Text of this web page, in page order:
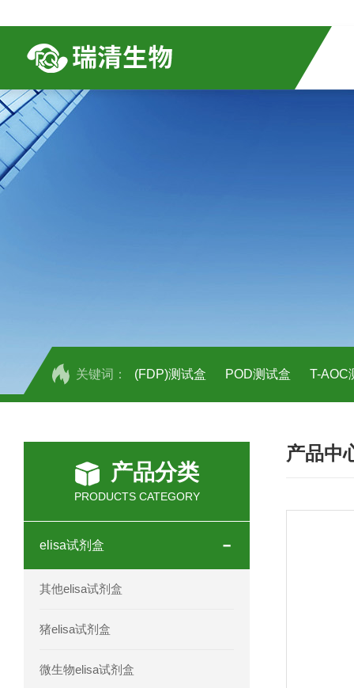
关键词： (FDP)测试盒 POD测试盒 T-AOC
人全式钴氨素2(HTSB2)elisa试剂盒现
人鞘脂(SPH)elisa试剂盒现货速发
人蓝氏贾第虫(GL)elisa试剂盒厂家直销
产品分类
PRODUCTS CATEGORY
elisa试剂盒
其他elisa试剂盒
猪elisa试剂盒
微生物elisa试剂盒
产品中